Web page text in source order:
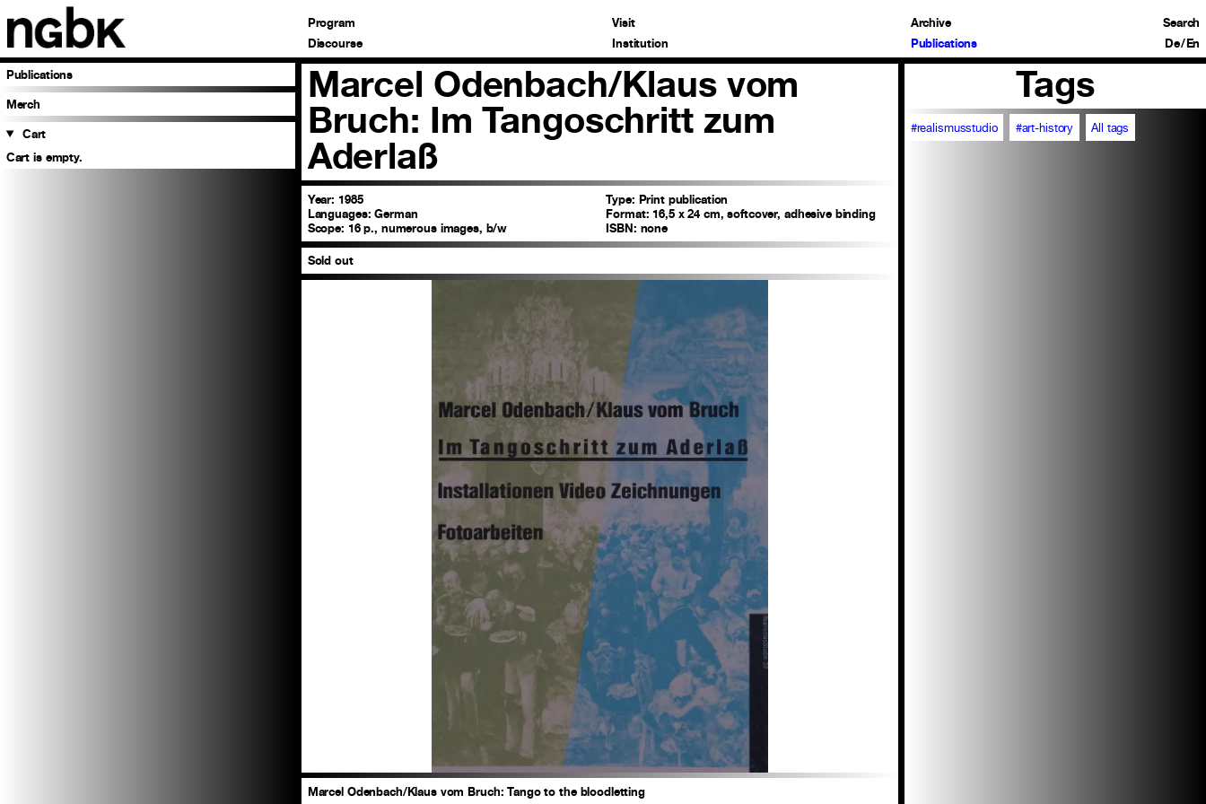
Program
Discourse
Visit
Institution
Archive
Publications
Publications
Merch
Cart
Cart is empty.
Search
De/En
Marcel Odenbach/Klaus vom
Bruch: Im Tangoschritt zum
Aderlaß
Year: 1985 Type: Print publication
Languages: German Format: 16,5 x 24 cm, softcover, adhesive binding
Scope: 16 p., numerous images, b/w ISBN: none
Sold out
Marcel Odenbach/Klaus vom Bruch: Tango to the bloodletting
Tags
#realismusstudio #art-history All tags